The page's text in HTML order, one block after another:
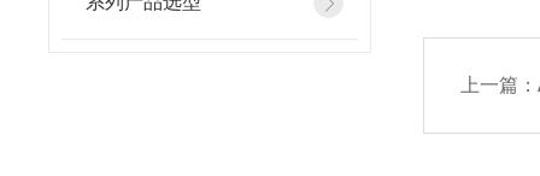
上一篇：